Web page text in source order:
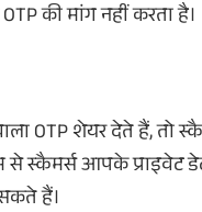
की मांग नहीं करता है।
OTP शेयर देते हैं, तो
आपके प्राइवेट
हैं।